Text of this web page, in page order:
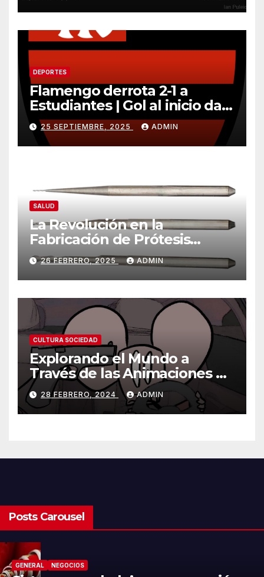
DEPORTES
Flamengo derrota 2-1 a
Estudiantes | Gol al inicio da
ventaja importante
25 SEPTIEMBRE, 2025 ADMIN
SALUD
La Revolución en la
Fabricación de Prótesis
Parciales Removibles
26 FEBRERO, 2025 ADMIN
CULTURA SOCIEDAD
Explorando el Mundo a
Través de las Animaciones de
Olmo Cuarón / ¿Qué es el
autismo?
28 FEBRERO, 2024 ADMIN
Posts Carousel